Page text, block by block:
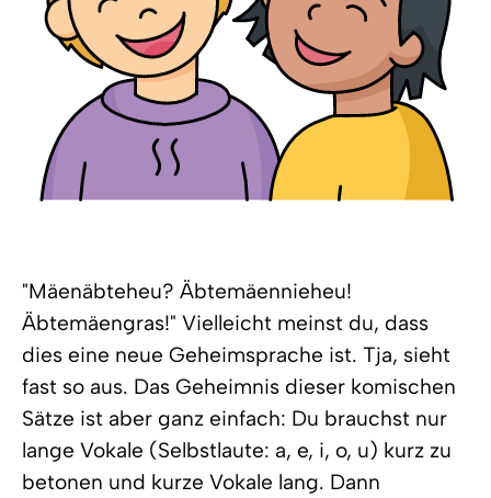
"Mäenäbteheu? Äbtemäennieheu!
Äbtemäengras!" Vielleicht meinst du, dass
dies eine neue Geheimsprache ist. Tja, sieht
fast so aus. Das Geheimnis dieser komischen
Sätze ist aber ganz einfach: Du brauchst nur
lange Vokale (Selbstlaute: a, e, i, o, u) kurz zu
betonen und kurze Vokale lang. Dann